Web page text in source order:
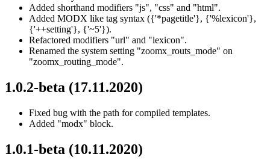
Added shorthand modifiers "js", "css" and "html".
Added MODX like tag syntax ({'*pagetitle'}, {'%lexicon'},
{'++setting'}, {'~5'}).
Refactored modifiers "url" and "lexicon".
Renamed the system setting "zoomx_routs_mode" on
"zoomx_routing_mode".
1.0.2-beta (17.11.2020)
Fixed bug with the path for compiled templates.
Added "modx" block.
1.0.1-beta (10.11.2020)